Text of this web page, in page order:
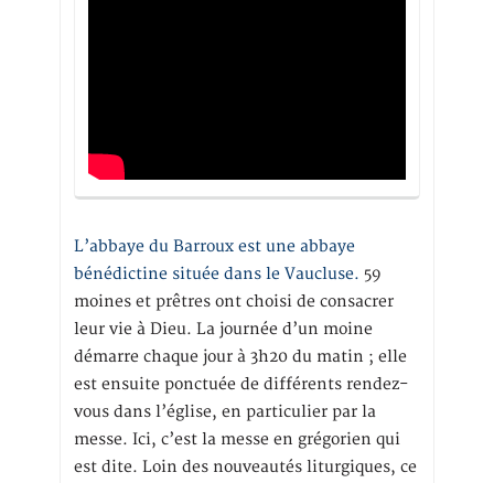
L’abbaye du Barroux est une abbaye
bénédictine située dans le Vaucluse. 59
moines et prêtres ont choisi de consacrer
leur vie à Dieu. La journée d’un moine
démarre chaque jour à 3h20 du matin ; elle
est ensuite ponctuée de différents rendez-
vous dans l’église, en particulier par la
messe. Ici, c’est la messe en grégorien qui
est dite. Loin des nouveautés liturgiques, ce